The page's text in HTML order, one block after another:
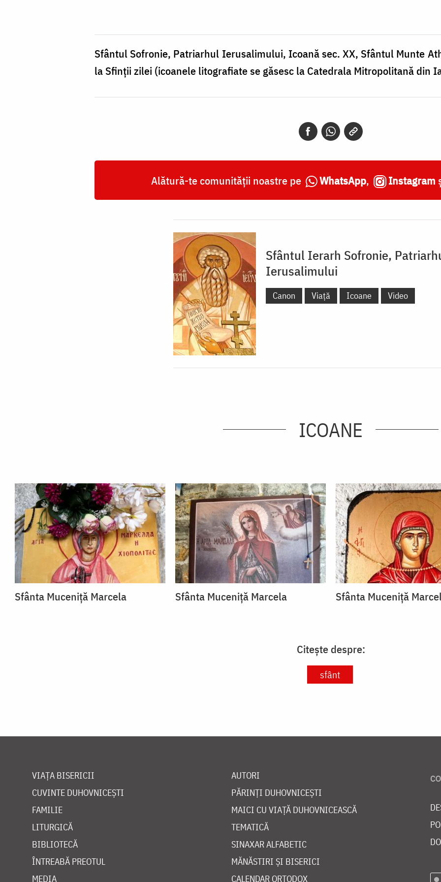
Sfântul Sofronie, Patriarhul Ierusalimului, Icoană sec. XX, Sfântul Munte
la Sfinții zilei (icoanele litografiate se găsesc la Catedrala Mitropolitană din
Alătură-te comunității noastre pe WhatsApp, Instagram
Sfântul Ierarh Sofronie,
Ierusalimului
Canon Viață Icoane Video
ICOANE
Sfânta Muceniță Marcela Sfânta Muceniță Marcela Sfânta Muceniță
Citește despre:
sfânt
VIAȚA BISERICII
CUVINTE DUHOVNICEȘTI
FAMILIE
LITURGICĂ
BIBLIOTECĂ
ÎNTREABĂ PREOTUL
MEDIA
AUTORI
PĂRINȚI DUHOVNICEȘTI
MAICI CU VIAȚĂ DUHOVNICEASCĂ
TEMATICĂ
SINAXAR ALFABETIC
MĂNĂSTIRI ȘI BISERICI
CALENDAR ORTODOX